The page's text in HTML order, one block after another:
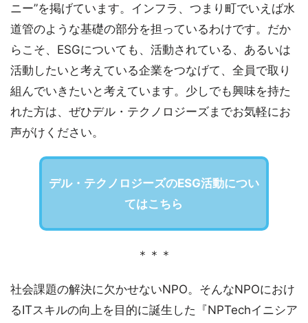
ニー”を掲げています。インフラ、つまり町でいえば水
道管のような基礎の部分を担っているわけです。だか
らこそ、ESGについても、活動されている、あるいは
活動したいと考えている企業をつなげて、全員で取り
組んでいきたいと考えています。少しでも興味を持た
れた方は、ぜひデル・テクノロジーズまでお気軽にお
声がけください。
デル・テクノロジーズのESG活動につい
てはこちら
＊＊＊
社会課題の解決に欠かせないNPO。そんなNPOにおけ
るITスキルの向上を目的に誕生した『NPTechイニシア